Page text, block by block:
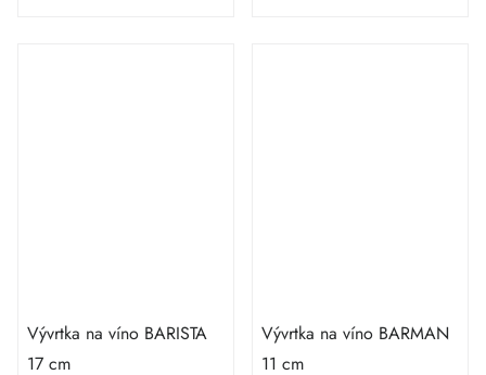
Vývrtka na víno BARISTA
17 cm
Vývrtka na víno BARMAN
11 cm